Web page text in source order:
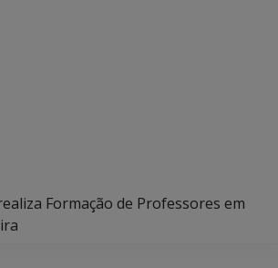
Formação de Professores em